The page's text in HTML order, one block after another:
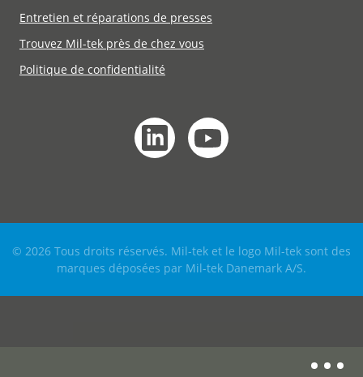
Entretien et réparations de presses
Trouvez Mil-tek près de chez vous
Politique de confidentialité
© 2026 Tous droits réservés. Mil-tek et le logo Mil-tek sont des
marques déposées par Mil-tek Danemark A/S.